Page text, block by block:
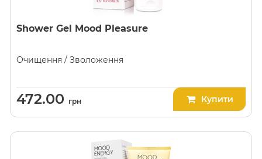
Shower Gel Mood Pleasure
Очищення / Зволоження
472.00 грн Купити